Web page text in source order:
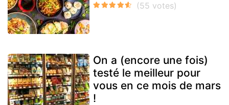
On a (encore une fois)
testé le meilleur pour
vous en ce mois de mars
!